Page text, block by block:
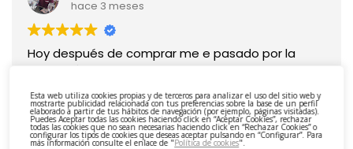
Esta web utiliza cookies propias y de terceros para analizar el uso del sitio web y
mostrarte publicidad relacionada con tus preferencias sobre la base de un perfil
elaborado a partir de tus hábitos de navegación (por ejemplo, páginas visitadas).
Puedes Aceptar todas las cookies haciendo click en “Aceptar Cookies”, rechazar
todas las cookies que no sean necesarias haciendo click en “Rechazar Cookies” o
configurar los tipos de cookies que deseas aceptar pulsando en “Configurar”. Para
más información consulte el enlace de "Política de cookies".
hace 3 meses
Hoy después de comprar me e pasado por la
Cafetería a tomar algo y el trato por parte de
volveremos